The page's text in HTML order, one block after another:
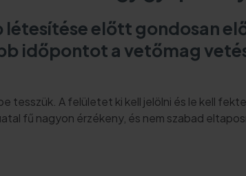
előtt gondosan
időpontot a vetőmag
A felületet ki kell jelölni és le kell
fű nagyon érzékeny, és nem szabad